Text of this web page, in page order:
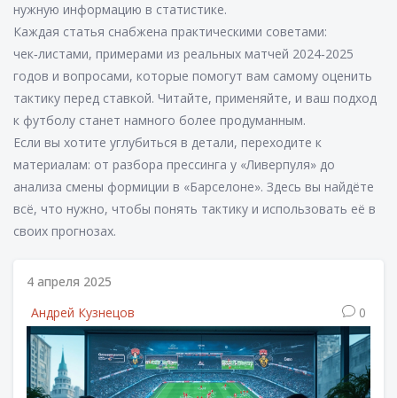
нужную информацию в статистике.
Каждая статья снабжена практическими советами:
чек‑листами, примерами из реальных матчей 2024‑2025
годов и вопросами, которые помогут вам самому оценить
тактику перед ставкой. Читайте, применяйте, и ваш подход
к футболу станет намного более продуманным.
Если вы хотите углубиться в детали, переходите к
материалам: от разбора прессинга у «Ливерпуля» до
анализа смены формиции в «Барселоне». Здесь вы найдёте
всё, что нужно, чтобы понять тактику и использовать её в
своих прогнозах.
4 апреля 2025
Андрей Кузнецов
0